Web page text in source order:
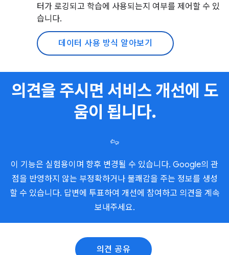
터가 로깅되고 학습에 사용되는지 여부를 제어할 수 있
습니다.
데이터 사용 방식 알아보기
의견을 주시면 서비스 개선에 도
움이 됩니다.
이 기능은 실험용이며 향후 변경될 수 있습니다. Google의 관
점을 반영하지 않는 부정확하거나 불쾌감을 주는 정보를 생성
할 수 있습니다. 답변에 투표하여 개선에 참여하고 의견을 계속
보내주세요.
의견 공유